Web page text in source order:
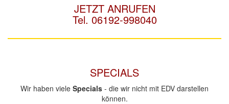
JETZT ANRUFEN
Tel. 06192-998040
SPECIALS
Wir haben viele Specials - die wir nicht mit EDV darstellen
können.